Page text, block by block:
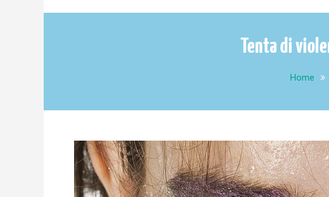
Tenta di
Home